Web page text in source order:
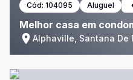
Cód: 104095 Aluguel
Melhor casa em
Alphaville, Santana De